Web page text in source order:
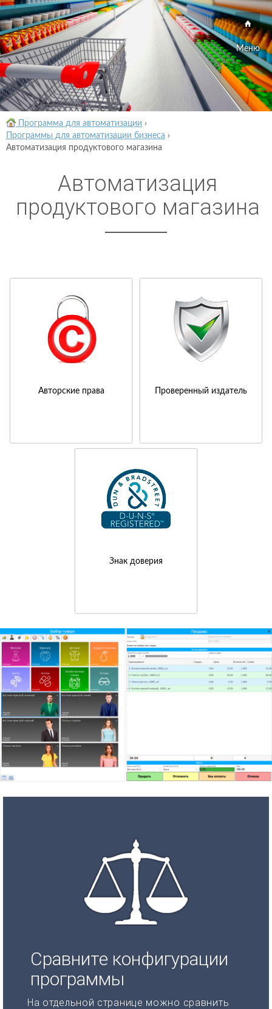
Меню
Программа для автоматизации ›
Программы для автоматизации бизнеса ›
Автоматизация продуктового магазина
Автоматизация
продуктового магазина
Авторские права Проверенный издатель
Знак доверия
Сравните конфигурации
программы
На отдельной странице можно сравнить